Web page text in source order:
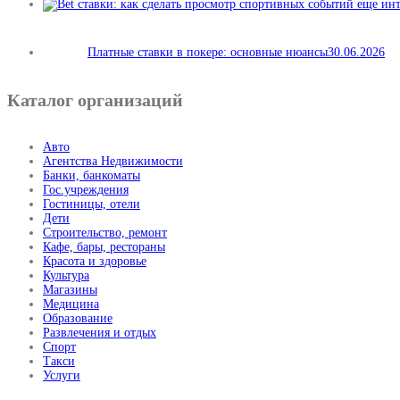
Платные ставки в покере: основные нюансы30.06.2026
Каталог организаций
Авто
Агентства Недвижимости
Банки, банкоматы
Гос.учреждения
Гостиницы, отели
Дети
Строительство, ремонт
Кафе, бары, рестораны
Красота и здоровье
Культура
Магазины
Медицина
Образование
Развлечения и отдых
Спорт
Такси
Услуги